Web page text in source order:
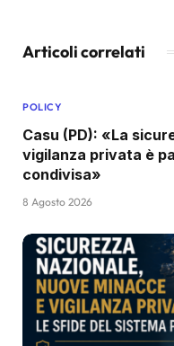
Articoli correlati
POLICY
Casu (PD): «La
vigilanza privata è
condivisa»
8 Agosto 2026